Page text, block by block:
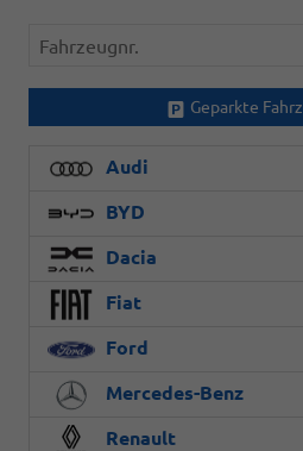
Fahrzeugnr.
Geparkte
Audi
BYD
Dacia
Fiat
Ford
Mercedes-Benz
Renault